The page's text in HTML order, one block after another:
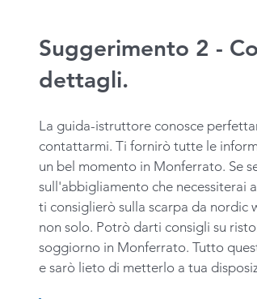
Suggerimento 2 -
dettagli.
La guida-istruttore conosce
contattarmi. Ti fornirò tutte le
un bel momento in Monferrato. Se
sull'abbigliamento che necessiterai
ti consiglierò sulla scarpa da nordic
non solo. Potrò darti consigli su
soggiorno in Monferrato. Tutto
e sarò lieto di metterlo a tua